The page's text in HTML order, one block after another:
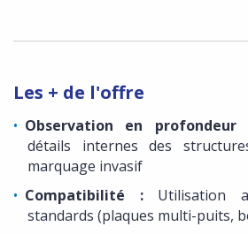
Les + de l'offre
Observation en profondeur
détails internes des
marquage invasif
Compatibilité : Utilisation
standards (plaques multi-puits,